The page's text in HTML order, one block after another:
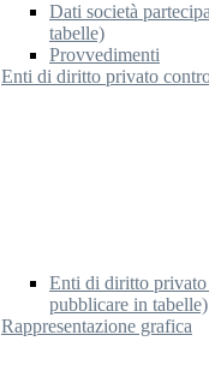
Dati società
tabelle)
Provvedimenti
Enti di diritto privato
Enti di diritto
pubblicare in tabelle)
Rappresentazione grafica